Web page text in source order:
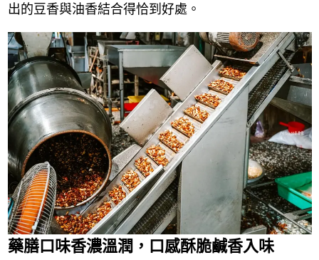
出的豆香與油香結合得恰到好處。
藥膳口味香濃溫潤，口感酥脆鹹香入味